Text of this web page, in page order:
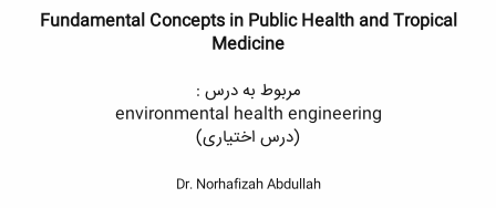
Fundamental Concepts in Public Health and Tropical
Medicine
مربوط به درس :
environmental health engineering
(درس اختیاری)
Dr. Norhafizah Abdullah